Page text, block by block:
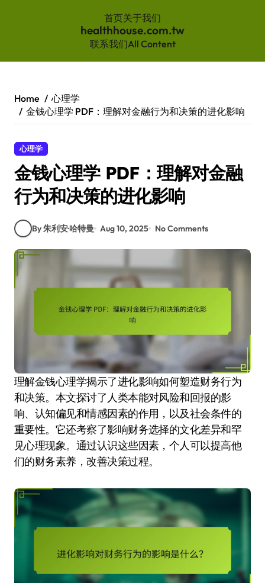
首页关于我们
healthhouse.com.tw
联系我们All Content
content
Home
心理学
金钱心理学 PDF：理解对金融行为和决策的进化影响
心理学
金钱心理学 PDF：理解对金融
行为和决策的进化影响
By 朱利安·哈特曼 Aug 10, 2025 No Comments
理解金钱心理学揭示了进化影响如何塑造财务行为
和决策。本文探讨了人类本能对风险和回报的影
响、认知偏见和情感因素的作用，以及社会条件的
重要性。它还考察了影响财务选择的文化差异和罕
见心理现象。通过认识这些因素，个人可以提高他
们的财务素养，改善决策过程。